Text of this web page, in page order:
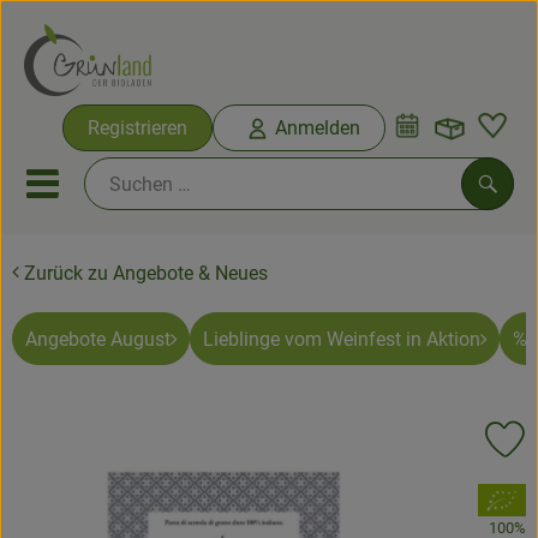
Registrieren Anmelden
Mobiles Menu öffnen oder
Ökokisten
Bio-Kochkisten
Obst & Gemüse
Zurück zu Angebote & Neues
Angebote August Lieblinge vom Weinfest in Aktion %
, Verband:
100%